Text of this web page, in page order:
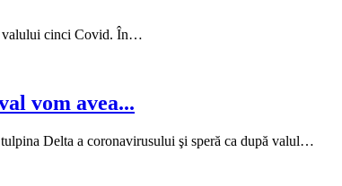
valului cinci Covid. În…
vom avea...
Delta a coronavirusului şi speră ca după valul…